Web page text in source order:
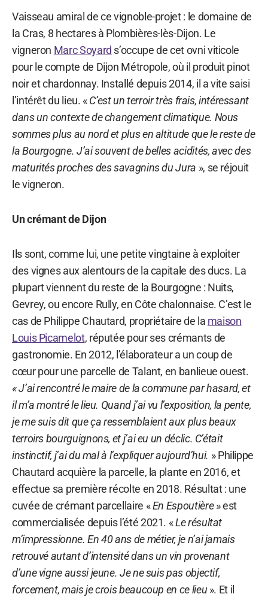
Vaisseau amiral de ce vignoble-projet : le domaine de
la Cras, 8 hectares à Plombières-lès-Dijon. Le
vigneron Marc Soyard s’occupe de cet ovni viticole
pour le compte de Dijon Métropole, où il produit pinot
noir et chardonnay. Installé depuis 2014, il a vite saisi
l’intérêt du lieu. «C’est un terroir très frais, intéressant
dans un contexte de changement climatique. Nous
sommes plus au nord et plus en altitude que le reste de
la Bourgogne. J’ai souvent de belles acidités, avec des
maturités proches des savagnins du Jura », se réjouit
le vigneron.
Un crémant de Dijon
Ils sont, comme lui, une petite vingtaine à exploiter
des vignes aux alentours de la capitale des ducs. La
plupart viennent du reste de la Bourgogne : Nuits,
Gevrey, ou encore Rully, en Côte chalonnaise. C’est le
cas de Philippe Chautard, propriétaire de la maison
Louis Picamelot, réputée pour ses crémants de
gastronomie. En 2012, l’élaborateur a un coup de
cœur pour une parcelle de Talant, en banlieue ouest.
« J’ai rencontré le maire de la commune par hasard, et
il m’a montré le lieu. Quand j’ai vu l’exposition, la pente,
je me suis dit que ça ressemblaient aux plus beaux
terroirs bourguignons, et j’ai eu un déclic. C’était
instinctif, j’ai du mal à l’expliquer aujourd’hui. » Philippe
Chautard acquière la parcelle, la plante en 2016, et
effectue sa première récolte en 2018. Résultat : une
cuvée de crémant parcellaire «En Espoutière» est
commercialisée depuis l’été 2021. «Le résultat
m’impressionne. En 40 ans de métier, je n’ai jamais
retrouvé autant d’intensité dans un vin provenant
d’une vigne aussi jeune. Je ne suis pas objectif,
forcement, mais je crois beaucoup en ce lieu ». Et il